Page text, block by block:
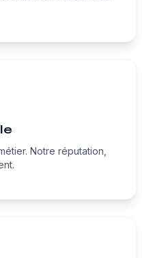
Notre réputation,